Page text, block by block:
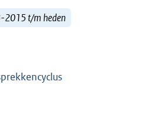
2015 t/m heden